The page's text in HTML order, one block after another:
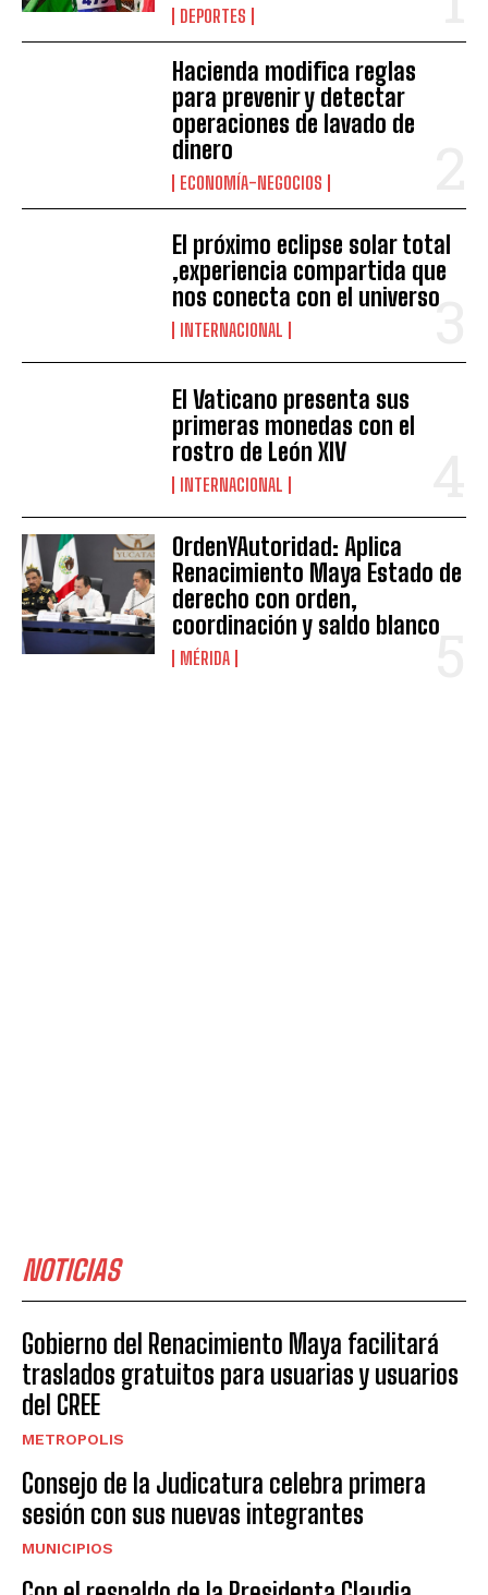
DEPORTES
Hacienda modifica reglas
para prevenir y detectar
operaciones de lavado de
dinero
ECONOMÍA-NEGOCIOS
El próximo eclipse solar total
,experiencia compartida que
nos conecta con el universo
INTERNACIONAL
El Vaticano presenta sus
primeras monedas con el
rostro de León XIV
INTERNACIONAL
OrdenYAutoridad: Aplica
Renacimiento Maya Estado de
derecho con orden,
coordinación y saldo blanco
MÉRIDA
NOTICIAS
Gobierno del Renacimiento Maya facilitará
traslados gratuitos para usuarias y usuarios
del CREE
METROPOLIS
Consejo de la Judicatura celebra primera
sesión con sus nuevas integrantes
MUNICIPIOS